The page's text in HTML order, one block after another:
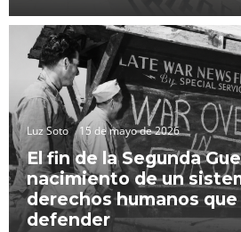
Luz Soto 15 de mayo de 2026
El fin de la Segunda
nacimiento de un
derechos humanos
defender